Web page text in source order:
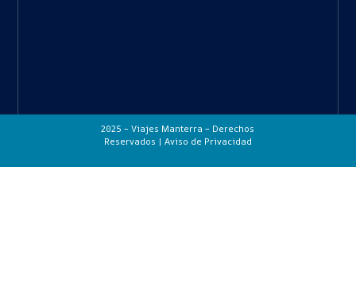
2025 – Viajes Manterra – Derechos
Reservados | Aviso de Privacidad